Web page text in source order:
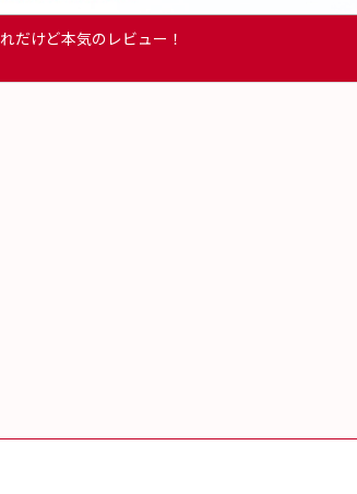
だけど本気のレビュー！